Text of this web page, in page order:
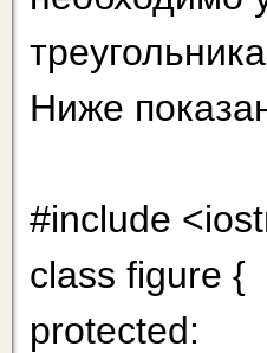
Ниже
#include
class figure {
protected: